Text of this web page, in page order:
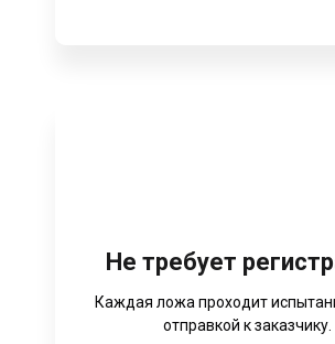
Не требует
Каждая ложа проходит
отправкой к заказчику.